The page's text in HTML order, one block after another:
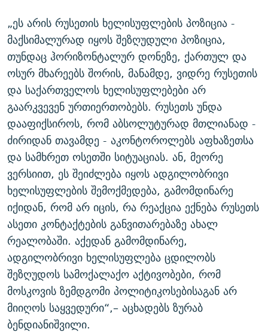
„ეს არის რუსეთის ხელისუფლების პოზიცია -
მაქსიმალურად იყოს შეზღუდული პოზიცია,
თუნდაც ჰორიზონტალურ დონეზე, ქართულ და
ოსურ მხარეებს შორის, მანამდე, ვიდრე რუსეთის
და საქართველოს ხელისუფლებები არ
გაარკვევენ ურთიერთობებს. რუსეთს უნდა
დააფიქსიროს, რომ აბსოლუტურად მთლიანად -
ძირიდან თავამდე - აკონტოროლებს აფხაზეთსა
და სამხრეთ ოსეთში სიტუაციას. ან, მეორე
ვერსიით, ეს შეიძლება იყოს ადგილობრივი
ხელისუფლების შემოქმედება, გამომდინარე
იქიდან, რომ არ იცის, რა რეაქცია ექნება რუსეთს
ასეთი კონტაქტების განვითარებაზე ახალ
რეალობაში. აქედან გამომდინარე,
ადგილობრივი ხელისუფლება ცდილობს
შეზღუდოს სამოქალაქო აქტივობები, რომ
მოსკოვის ზემდგომი პოლიტიკოსებისაგან არ
მიიღოს საყვედური“,– აცხადებს ზურაბ
ბენდიანიშვილი.